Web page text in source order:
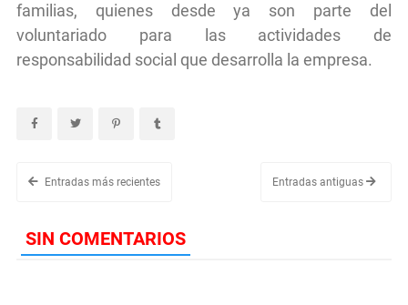
familias, quienes desde ya son parte del
voluntariado para las actividades de
responsabilidad social que desarrolla la empresa.
Entradas más recientes Entradas antiguas
SIN COMENTARIOS